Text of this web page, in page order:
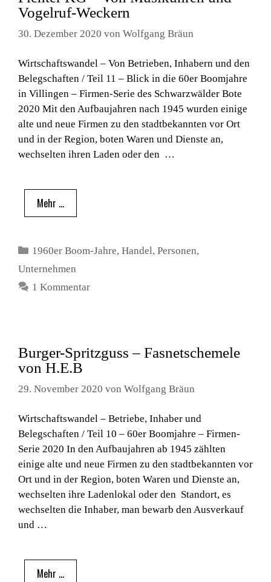
Vogelruf-Weckern
30. Dezember 2020 von Wolfgang Bräun
Wirtschaftswandel – Von Betrieben, Inhabern und den
Belegschaften / Teil 11 – Blick in die 60er Boomjahre
in Villingen – Firmen-Serie des Schwarzwälder Bote
2020 Mit den Aufbaujahren nach 1945 wurden einige
alte und neue Firmen zu den stadtbekannten vor Ort
und in der Region, boten Waren und Dienste an,
wechselten ihren Laden oder den …
Mehr …
Kategorien
1960er Boom-Jahre,Handel,Personen,
Unternehmen
1 Kommentar
Burger-Spritzguss – Fasnetschemele
von H.E.B
29. November 2020 von Wolfgang Bräun
Wirtschaftswandel – Betriebe, Inhaber und
Belegschaften / Teil 10 – 60er Boomjahre – Firmen-
Serie 2020 In den Aufbaujahren ab 1945 zählten
einige alte und neue Firmen zu den stadtbekannten vor
Ort und in der Region, boten Waren und Dienste an,
wechselten ihre Ladenlokal oder den Standort, es
wechselten die Inhaber, man bewarb den Ausverkauf
und …
Mehr …